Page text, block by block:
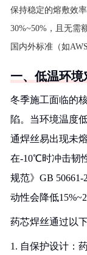
保持稳定的熔敷效
30%~50%，且无需
国内外标准（如
一、低温环
冬季施工面临的
陷。当环境温度
通焊丝易出现未
在-10℃时冲击韧
规范》GB
动性会降低
药芯焊丝通过以
1. 自保护设计：